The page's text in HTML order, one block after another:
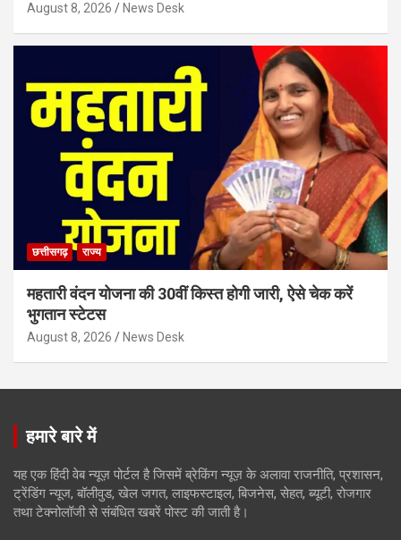
August 8, 2026 News Desk
छत्तीसगढ़ राज्य
महतारी वंदन योजना की 30वीं किस्त होगी जारी, ऐसे चेक करें
भुगतान स्टेटस
August 8, 2026 News Desk
हमारे बारे में
यह एक हिंदी वेब न्यूज़ पोर्टल है जिसमें ब्रेकिंग न्यूज़ के अलावा राजनीति, प्रशासन,
ट्रेंडिंग न्यूज, बॉलीवुड, खेल जगत, लाइफस्टाइल, बिजनेस, सेहत, ब्यूटी, रोजगार
तथा टेक्नोलॉजी से संबंधित खबरें पोस्ट की जाती है।